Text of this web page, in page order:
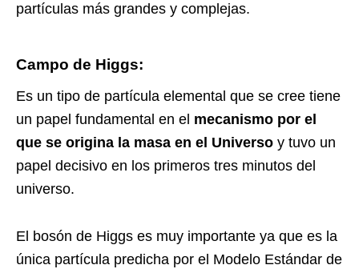
partículas más grandes y complejas.
Campo de Higgs:
Es un tipo de partícula elemental que se cree tiene
un papel fundamental en el mecanismo por el
que se origina la masa en el Universo y tuvo un
papel decisivo en los primeros tres minutos del
universo.
El bosón de Higgs es muy importante ya que es la
única partícula predicha por el Modelo Estándar de